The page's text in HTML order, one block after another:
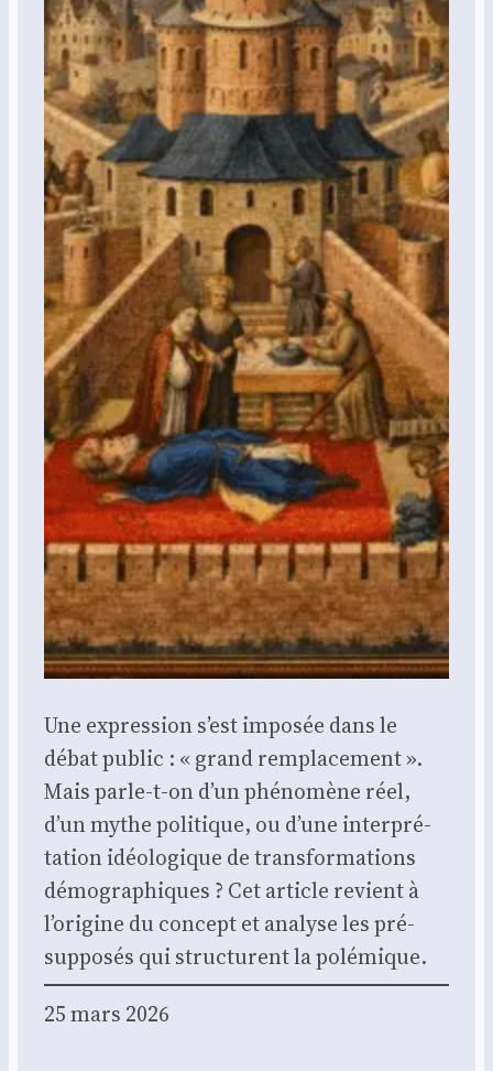
Une expres­sion s’est impo­sée dans le
débat public : « grand rem­pla­ce­ment ».
Mais parle-t-on d’un phé­no­mène réel,
d’un mythe poli­tique, ou d’une inter­pré­
ta­tion idéo­lo­gique de trans­for­ma­tions
démo­gra­phiques ? Cet article revient à
l’origine du concept et ana­lyse les pré­
sup­po­sés qui struc­turent la polé­mique.
25 mars 2026